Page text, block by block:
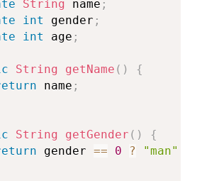
String name ;
int gender ;
int age ;
String getName ( )
{
name ;
String getGender ( )
{
gender == 0 ? "man"